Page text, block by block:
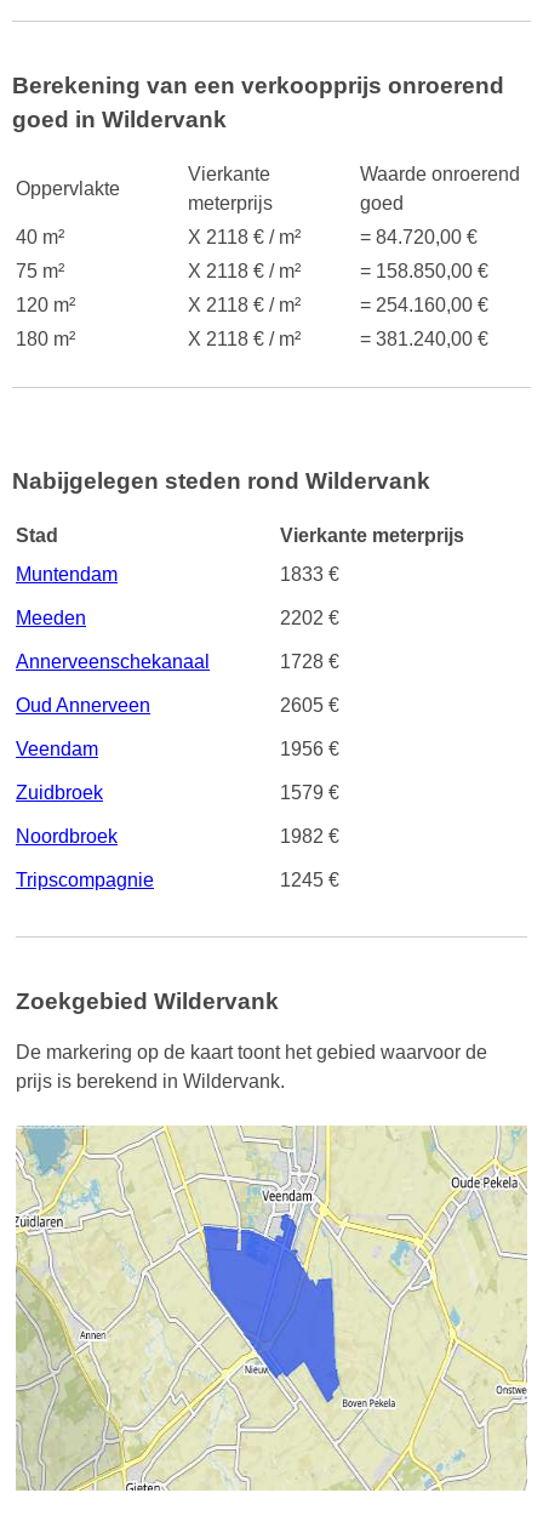
Berekening van een verkoopprijs onroerend
goed in Wildervank
Oppervlakte
Vierkante
meterprijs
Waarde onroerend
goed
40 m²
X 2118 € / m²
= 84.720,00 €
75 m²
X 2118 € / m²
= 158.850,00 €
120 m²
X 2118 € / m²
= 254.160,00 €
180 m²
X 2118 € / m² = 381.240,00 €
Nabijgelegen steden rond Wildervank
Stad
Vierkante meterprijs
Muntendam
1833 €
Meeden 2202 €
Annerveenschekanaal 1728 €
Oud Annerveen 2605 €
Veendam 1956 €
Zuidbroek 1579 €
Noordbroek 1982 €
Tripscompagnie 1245 €
Zoekgebied Wildervank
De markering op de kaart toont het gebied waarvoor de
prijs is berekend in Wildervank.